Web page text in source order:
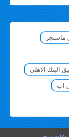
ماسنجر
البنك الاهلي
اب